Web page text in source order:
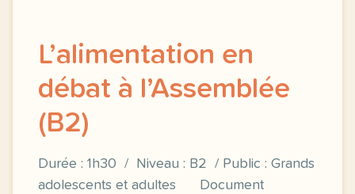
L’alimentation en
débat à l’Assemblée
(B2)
Durée : 1h30 / Niveau : B2 / Public : Grands
adolescents et adultes Document